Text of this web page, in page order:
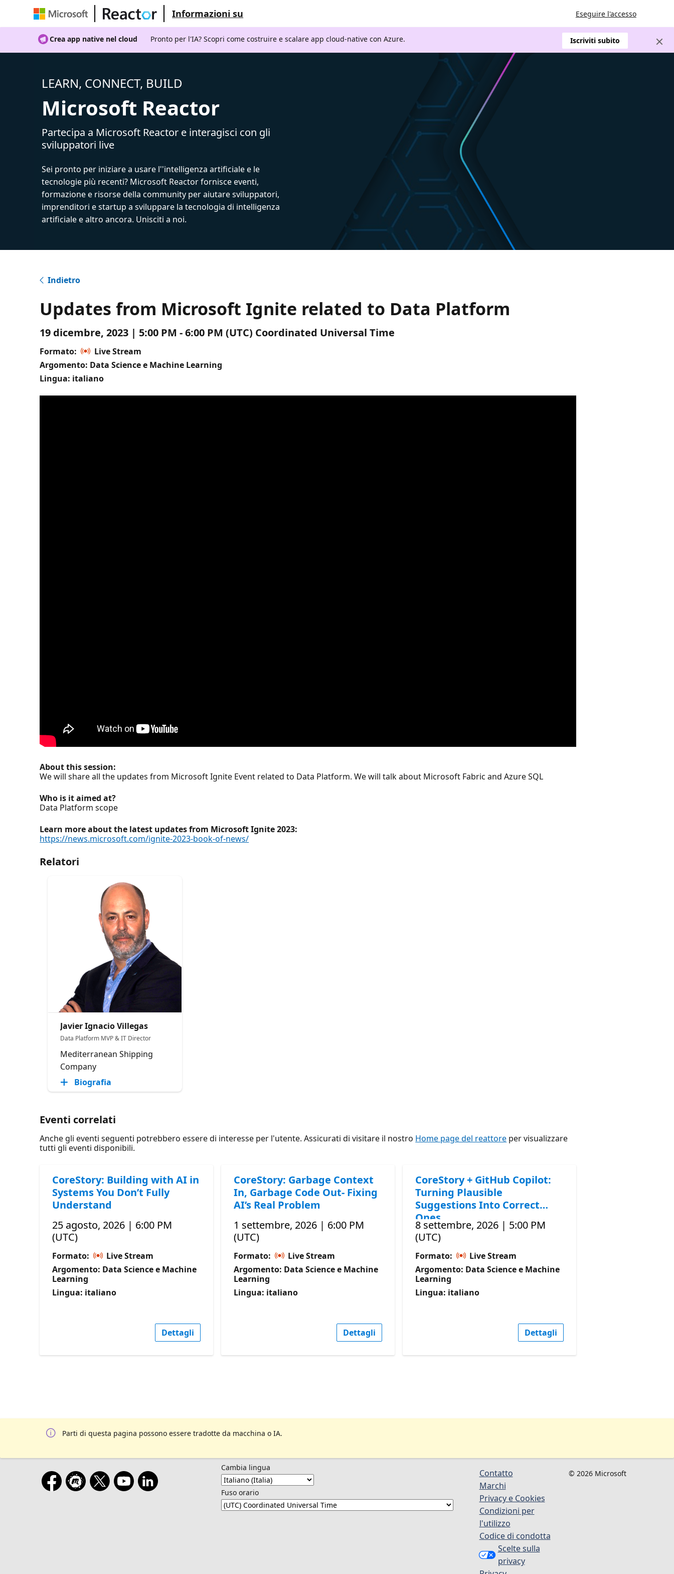
Informazioni su Eseguire l'accesso
Crea app native nel cloud Pronto per l'IA? Scopri come costruire e scalare app cloud-native con Azure. Iscriviti subito
LEARN, CONNECT, BUILD
Microsoft Reactor
Partecipa a Microsoft Reactor e interagisci con gli
sviluppatori live
Sei pronto per iniziare a usare l''intelligenza artificiale e le
tecnologie più recenti? Microsoft Reactor fornisce eventi,
formazione e risorse della community per aiutare sviluppatori,
imprenditori e startup a sviluppare la tecnologia di intelligenza
artificiale e altro ancora. Unisciti a noi.
Indietro
Updates from Microsoft Ignite related to Data Platform
19 dicembre, 2023 | 5:00 PM - 6:00 PM (UTC) Coordinated Universal Time
Formato:
Live Stream
Argomento: Data Science e Machine Learning
Lingua: italiano
About this session:
We will share all the updates from Microsoft Ignite Event related to Data Platform. We will talk about Microsoft Fabric and Azure SQL
Who is it aimed at?
Data Platform scope
Learn more about the latest updates from Microsoft Ignite 2023:
https://news.microsoft.com/ignite-2023-book-of-news/
Relatori
Javier Ignacio Villegas
Data Platform MVP & IT Director
Mediterranean Shipping
Company
Biografia
Eventi correlati
Anche gli eventi seguenti potrebbero essere di interesse per l'utente. Assicurati di visitare il nostro Home page del reattore per visualizzare
tutti gli eventi disponibili.
CoreStory: Building with AI in
Systems You Don’t Fully
Understand
25 agosto, 2026 | 6:00 PM
(UTC)
Formato:
Live Stream
Argomento: Data Science e Machine
Learning
Lingua: italiano
Dettagli
CoreStory: Garbage Context
In, Garbage Code Out- Fixing
AI’s Real Problem
1 settembre, 2026 | 6:00 PM
(UTC)
Formato:
Live Stream
Argomento: Data Science e Machine
Learning
Lingua: italiano
Dettagli
CoreStory + GitHub Copilot:
Turning Plausible
Suggestions Into Correct
Ones
8 settembre, 2026 | 5:00 PM
(UTC)
Formato:
Live Stream
Argomento: Data Science e Machine
Learning
Lingua: italiano
Dettagli
Parti di questa pagina possono essere tradotte da macchina o IA.
Cambia lingua
Fuso orario
Contatto
Marchi
Privacy e Cookies
Condizioni per
l'utilizzo
Codice di condotta
Scelte sulla
privacy
© 2026 Microsoft